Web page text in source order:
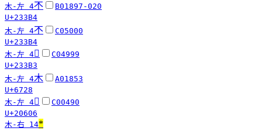
木-左 4𣎴
B01897-020
U+233B4
木-左 4𣎴
C05000
U+233B4
木-左 4𣎳
C04999
U+233B3
木-左 4木
A01853
U+6728
木-左 4𠘆
C00490
U+20606
木-右 14*